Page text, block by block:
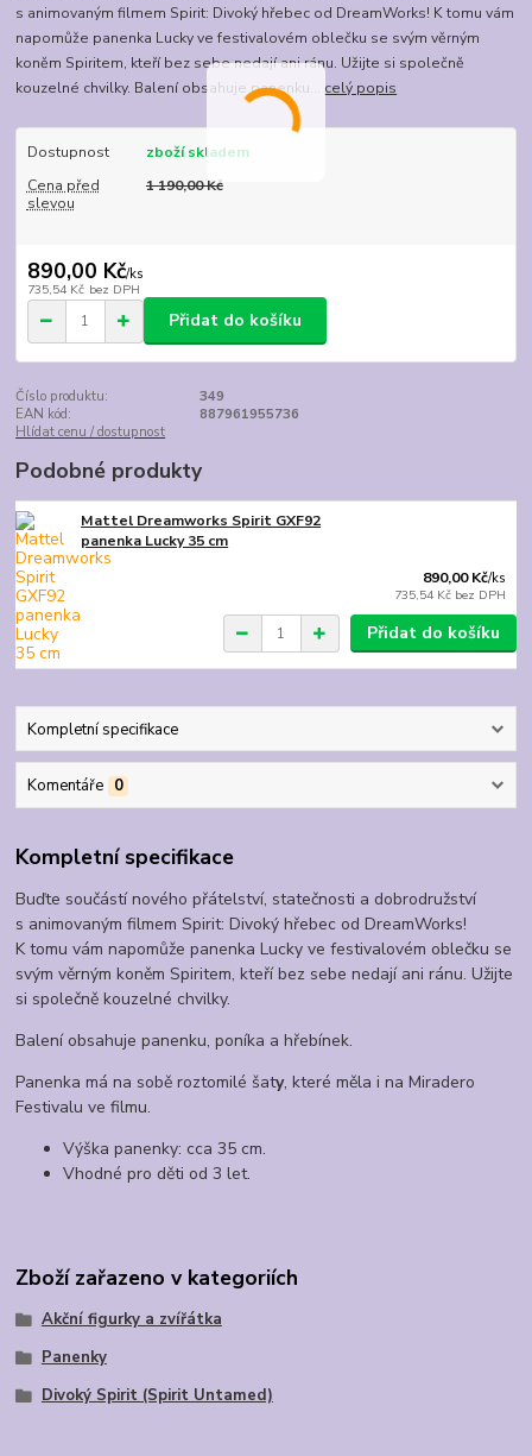
s animovaným filmem Spirit: Divoký hřebec od DreamWorks! K tomu vám
napomůže panenka Lucky ve festivalovém oblečku se svým věrným
koněm Spiritem, kteří bez sebe nedají ani ránu. Užijte si společně
kouzelné chvilky. Balení obsahuje panenku... celý popis
Dostupnost
zboží skladem
Cena před
slevou
1 190,00 Kč
890,00 Kč/ks
735,54 Kč bez DPH
Přidat do košíku
Číslo produktu:
349
EAN kód:
887961955736
Hlídat cenu / dostupnost
Podobné produkty
Mattel Dreamworks Spirit GXF92
panenka Lucky 35 cm
890,00 Kč/ks
735,54 Kč bez DPH
Přidat do košíku
Kompletní specifikace
Komentáře 0
Kompletní specifikace
Buďte součástí nového přátelství, statečnosti a dobrodružství
s animovaným filmem Spirit: Divoký hřebec od DreamWorks!
K tomu vám napomůže panenka Lucky ve festivalovém oblečku se
svým věrným koněm Spiritem, kteří bez sebe nedají ani ránu. Užijte
si společně kouzelné chvilky.
Balení obsahuje panenku, poníka a hřebínek.
Panenka má na sobě roztomilé šaty, které měla i na Miradero
Festivalu ve filmu.
Výška panenky: cca 35 cm.
Vhodné pro děti od 3 let.
Zboží zařazeno v kategoriích
Akční figurky a zvířátka
Panenky
Divoký Spirit (Spirit Untamed)